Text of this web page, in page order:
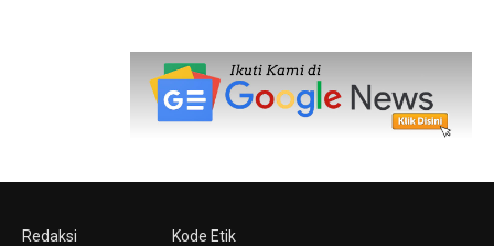
Redaksi
Kode Etik